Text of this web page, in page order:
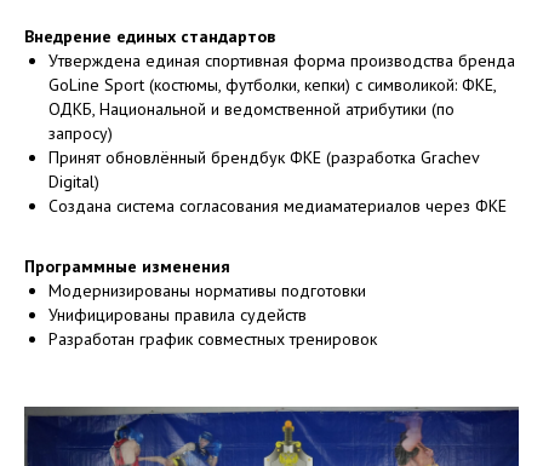
Внедрение единых стандартов
Утверждена единая спортивная форма производства бренда
GoLine Sport (костюмы, футболки, кепки) с символикой: ФКЕ,
ОДКБ, Национальной и ведомственной атрибутики (по
запросу)
Принят обновлённый брендбук ФКЕ (разработка Grachev
Digital)
Создана система согласования медиаматериалов через ФКЕ
Программные изменения
Модернизированы нормативы подготовки
Унифицированы правила судейств
Разработан график совместных тренировок